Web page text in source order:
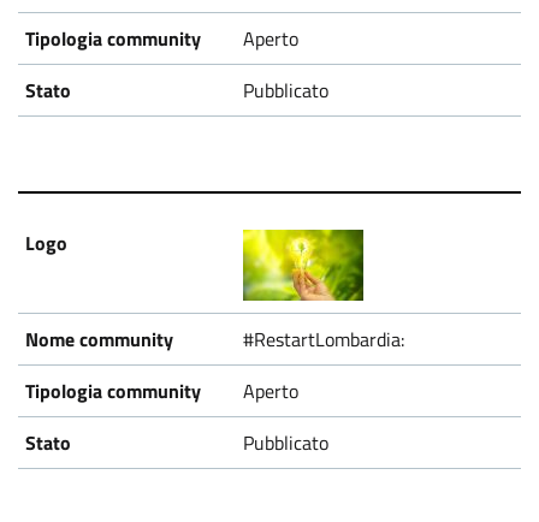
Aperto
Pubblicato
#RestartLombardia:
Aperto
Pubblicato